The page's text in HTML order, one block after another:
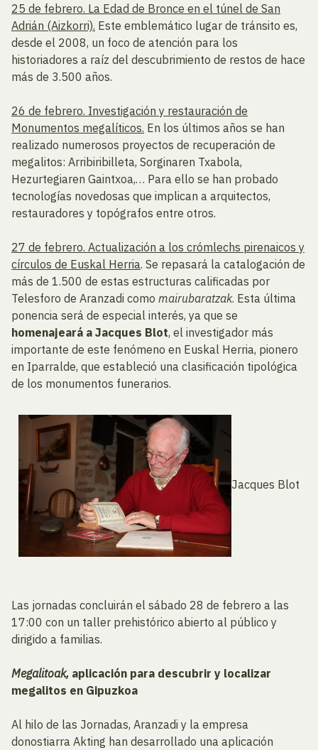
25 de febrero. La Edad de Bronce en el túnel de San
Adrián (Aizkorri). Este emblemático lugar de tránsito es,
desde el 2008, un foco de atención para los
historiadores a raíz del descubrimiento de restos de hace
más de 3.500 años.
26 de febrero. Investigación y restauración de
Monumentos megalíticos. En los últimos años se han
realizado numerosos proyectos de recuperación de
megalitos: Arribiribilleta, Sorginaren Txabola,
Hezurtegiaren Gaintxoa,… Para ello se han probado
tecnologías novedosas que implican a arquitectos,
restauradores y topógrafos entre otros.
27 de febrero. Actualización a los crómlechs pirenaicos y
círculos de Euskal Herria. Se repasará la catalogación de
más de 1.500 de estas estructuras calificadas por
Telesforo de Aranzadi como mairubaratzak. Esta última
ponencia será de especial interés, ya que se
homenajeará a Jacques Blot, el investigador más
importante de este fenómeno en Euskal Herria, pionero
en Iparralde, que estableció una clasificación tipológica
de los monumentos funerarios.
Jacques Blot
Las jornadas concluirán el sábado 28 de febrero a las
17:00 con un taller prehistórico abierto al público y
dirigido a familias.
Megalitoak, aplicación para descubrir y localizar
megalitos en Gipuzkoa
Al hilo de las Jornadas, Aranzadi y la empresa
donostiarra Akting han desarrollado una aplicación